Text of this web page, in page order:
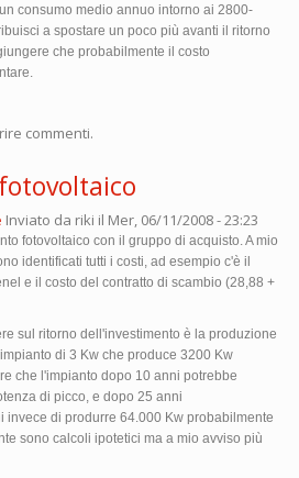
consumo medio annuo intorno ai 2800-
a spostare un poco più avanti il ritorno
che probabilmente il costo
commenti.
Inviato da riki il Mer, 06/11/2008 - 23:23
fotovoltaico con il gruppo di acquisto. A mio
identificati tutti i costi, ad esempio c'è il
e il costo del contratto di scambio (28,88 +
sul ritorno dell'investimento è la produzione
di 3 Kw che produce 3200 Kw
che l'impianto dopo 10 anni potrebbe
di picco, e dopo 25 anni
invece di produrre 64.000 Kw probabilmente
sono calcoli ipotetici ma a mio avviso più